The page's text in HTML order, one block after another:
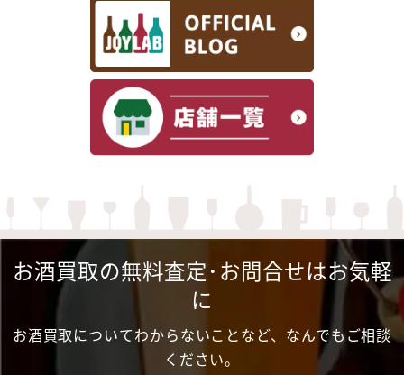
お酒買取の無料査定･お問合せはお気軽
に
お酒買取についてわからないことなど、なんでもご相談
ください。